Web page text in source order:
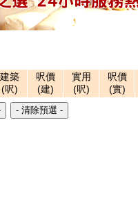
建築
(呎)
呎價
(建)
實用
(呎)
呎價
(實)